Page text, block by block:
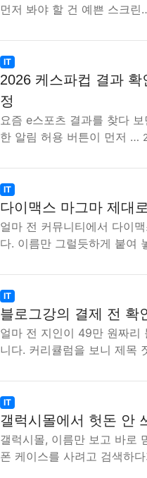
먼저 봐야 할 건 예쁜 스크린
IT
2026 케스파컵 결과
정
요즘 e스포츠 결과를 찾다
한 알림 허용 버튼이 먼저 …
IT
다이맥스 마그마 제대
얼마 전 커뮤니티에서 다이
다. 이름만 그럴듯하게 붙여
IT
블로그강의 결제 전 확
얼마 전 지인이 49만 원짜리
니다. 커리큘럼을 보니 제목
IT
갤럭시몰에서 헛돈 안
갤럭시몰, 이름만 보고 바로
폰 케이스를 사려고 검색하